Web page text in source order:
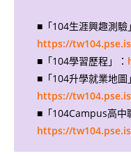
■「104生涯興趣測驗
https://
■「104學習歷程」：
■「104升學就業地圖
https://
■「104Campus高中
https://